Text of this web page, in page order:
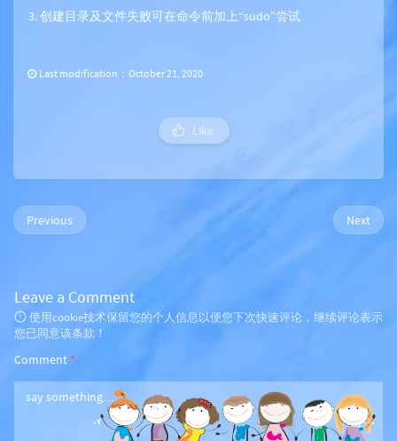
创建目录及文件失败可在命令前加上“sudo”尝试
Last modification：October 21, 2020
Like
Next
Previous
Leave a Comment
使用cookie技术保留您的个人信息以便您下次快速评论，继续评论表示
您已同意该条款！
Comment *